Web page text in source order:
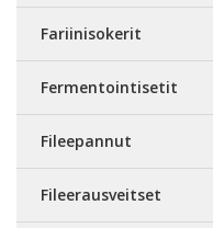
Fariinisokerit
Fermentointisetit
Fileepannut
Fileerausveitset